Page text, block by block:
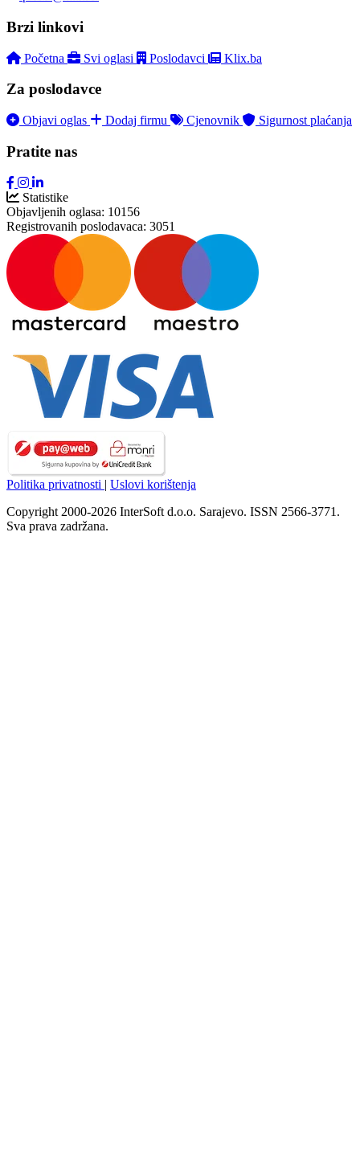
Brzi linkovi
Početna Svi oglasi Poslodavci Klix.ba
Za poslodavce
Objavi oglas Dodaj firmu Cjenovnik Sigurnost plaćanja
Pratite nas
Statistike
Objavljenih oglasa: 10156
Registrovanih poslodavaca: 3051
Politika privatnosti | Uslovi korištenja
Copyright 2000-2026 InterSoft d.o.o. Sarajevo. ISSN 2566-3771.
Sva prava zadržana.